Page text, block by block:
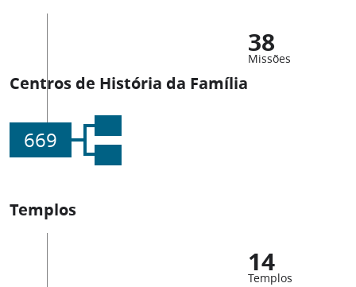
38
Missões
Centros de História da Família
669
Templos
14
Templos